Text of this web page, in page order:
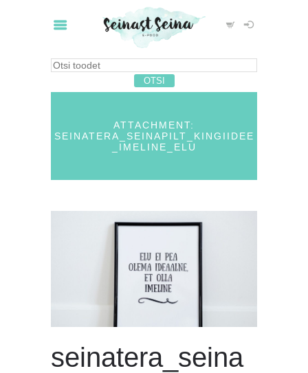
ATTACHMENT:
SEINATERA_SEINAPILT_KINGIIDEE
_IMELINE_ELU
seinatera_seina